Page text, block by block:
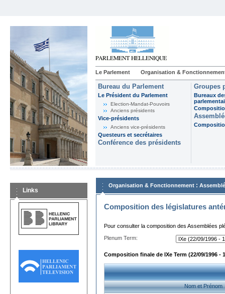
Le Parlement Organisation &
Bureau du Parlement
Le Président du Parlement
Election-Mandat-Pouvoirs
Anciens présidents
Vice-présidents
Anciens vice-présidents
Questeurs et secrétaires
Conférence des présidents
Groupes
Bureaux
Links
Organisation & Fonctionnement :
Composition des législatures
Pour consulter la composition des Assemblées
Plenum Term:
Composition finale de IXe Term (22/09/1996 -
Nom et Prénom